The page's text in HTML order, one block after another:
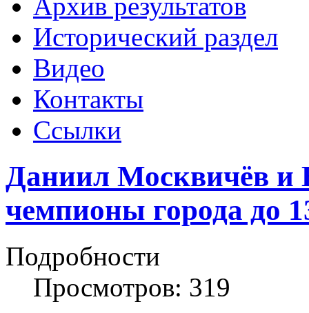
Исторический раздел
Видео
Контакты
Ссылки
Даниил Москвичёв и
чемпионы города до
Подробности
Просмотров: 319